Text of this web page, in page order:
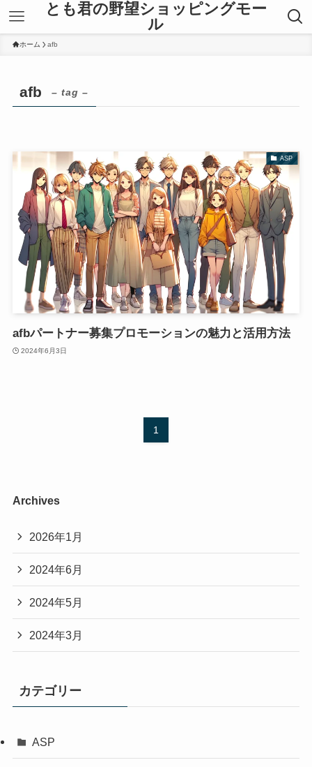
とも君の野望ショッピングモー
ル
ホーム afb
afb – tag –
ASP
afbパートナー募集プロモーションの魅力と活用方法
2024年6月3日
1
Archives
2026年1月
2024年6月
2024年5月
2024年3月
カテゴリー
ASP